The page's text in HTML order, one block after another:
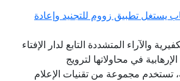
يستغل تطبيق زووم للتجنيد وإعادة
والآراء المتشددة التابع لدار الإفتاء
في محاولاتها لترويج
تستخدم مجموعة من تقنيات الإعلام